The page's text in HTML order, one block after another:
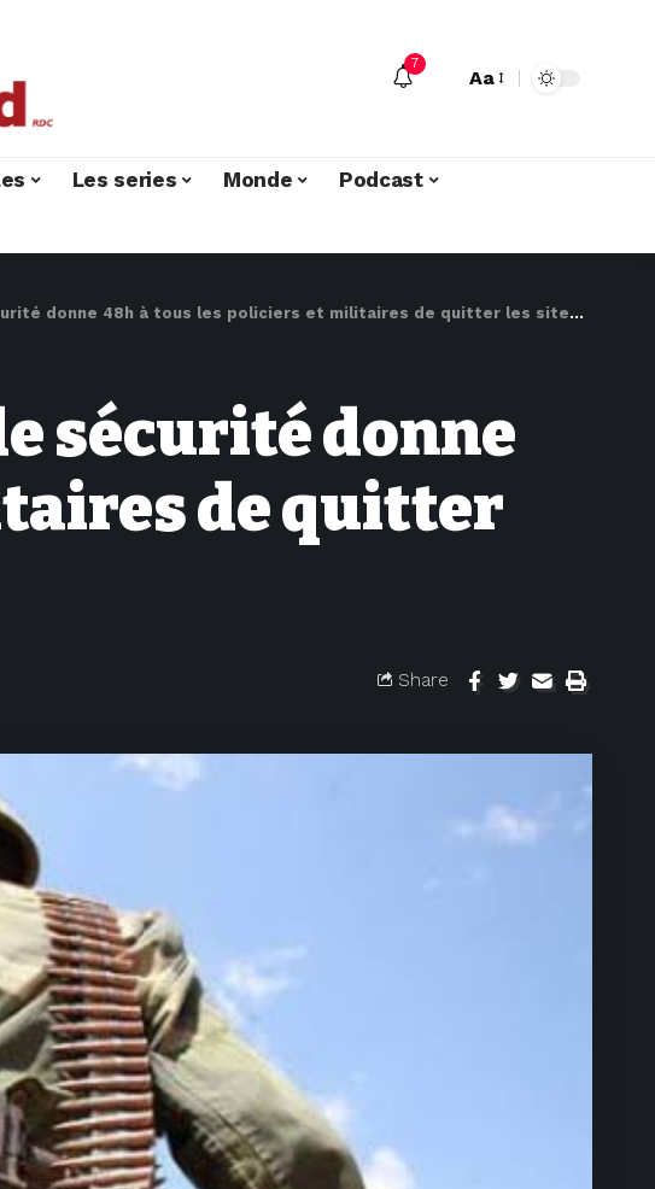
7
Aa
Les series Monde
Podcast
48h à tous les policiers et militaires de quitter les sites miniers artisanaux
sécurité donne
de quitter
Share